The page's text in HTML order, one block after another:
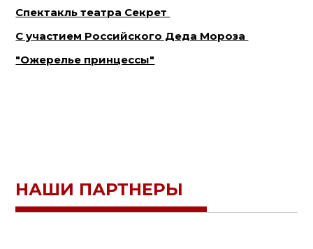
Спектакль театра Секрет
С участием Российского Деда Мороза
"Ожерелье принцессы"
НАШИ ПАРТНЕРЫ